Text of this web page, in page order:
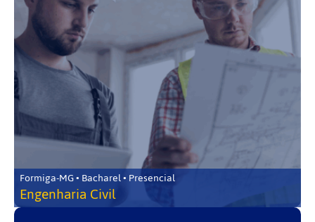
Formiga-MG • Bacharel • Presencial
Engenharia Civil